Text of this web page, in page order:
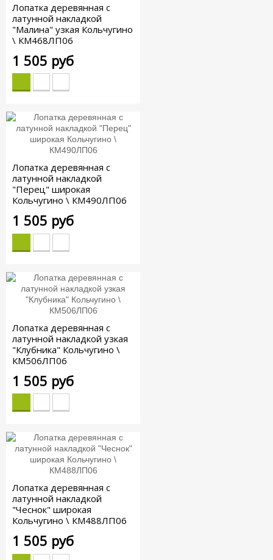
Лопатка деревянная с
латунной накладкой
"Малина" узкая Кольчугино
\ КМ468ЛП06
1 505 руб
Лопатка деревянная с
латунной накладкой
"Перец" широкая
Кольчугино \ КМ490ЛП06
1 505 руб
Лопатка деревянная с
латунной накладкой узкая
"Клубника" Кольчугино \
КМ506ЛП06
1 505 руб
Лопатка деревянная с
латунной накладкой
"Чеснок" широкая
Кольчугино \ КМ488ЛП06
1 505 руб